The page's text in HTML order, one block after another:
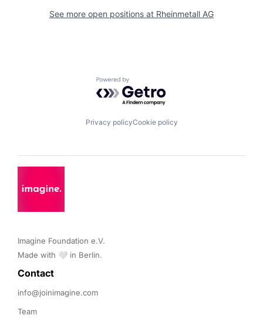
See more open positions at Rheinmetall AG
Powered by Getro.com
Privacy policyCookie policy
Imagine Foundation e.V.
Made with 🤍 in Berlin.
Contact
info@joinimagine.com
Team